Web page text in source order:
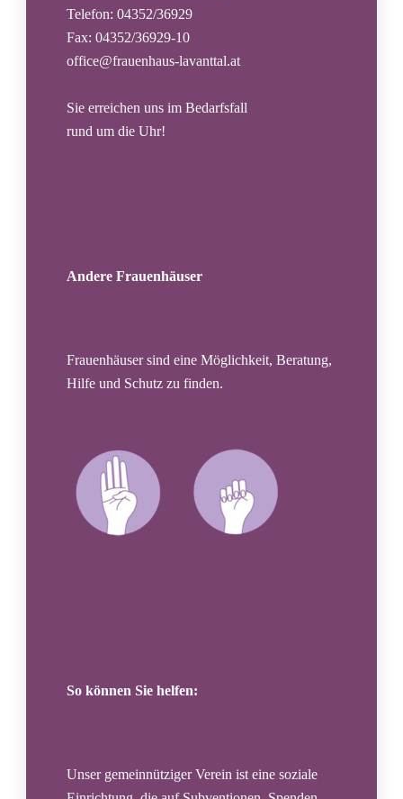
Telefon: 04352/36929
Fax: 04352/36929-10
office@frauenhaus-lavanttal.at
Sie erreichen uns im Bedarfsfall
rund um die Uhr!
Andere Frauenhäuser
Frauenhäuser sind eine Möglichkeit, Beratung,
Hilfe und Schutz zu finden.
So können Sie helfen:
Unser gemeinnütziger Verein ist eine soziale